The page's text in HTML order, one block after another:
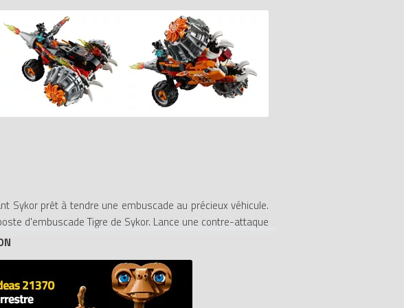
Sykor prêt à tendre une embuscade au précieux véhicule.
d'embuscade Tigre de Sykor. Lance une contre-attaque
et tire avec les missiles à ressorts pour faire battre en
une poignée qui tourne pour passer du mode Tigre